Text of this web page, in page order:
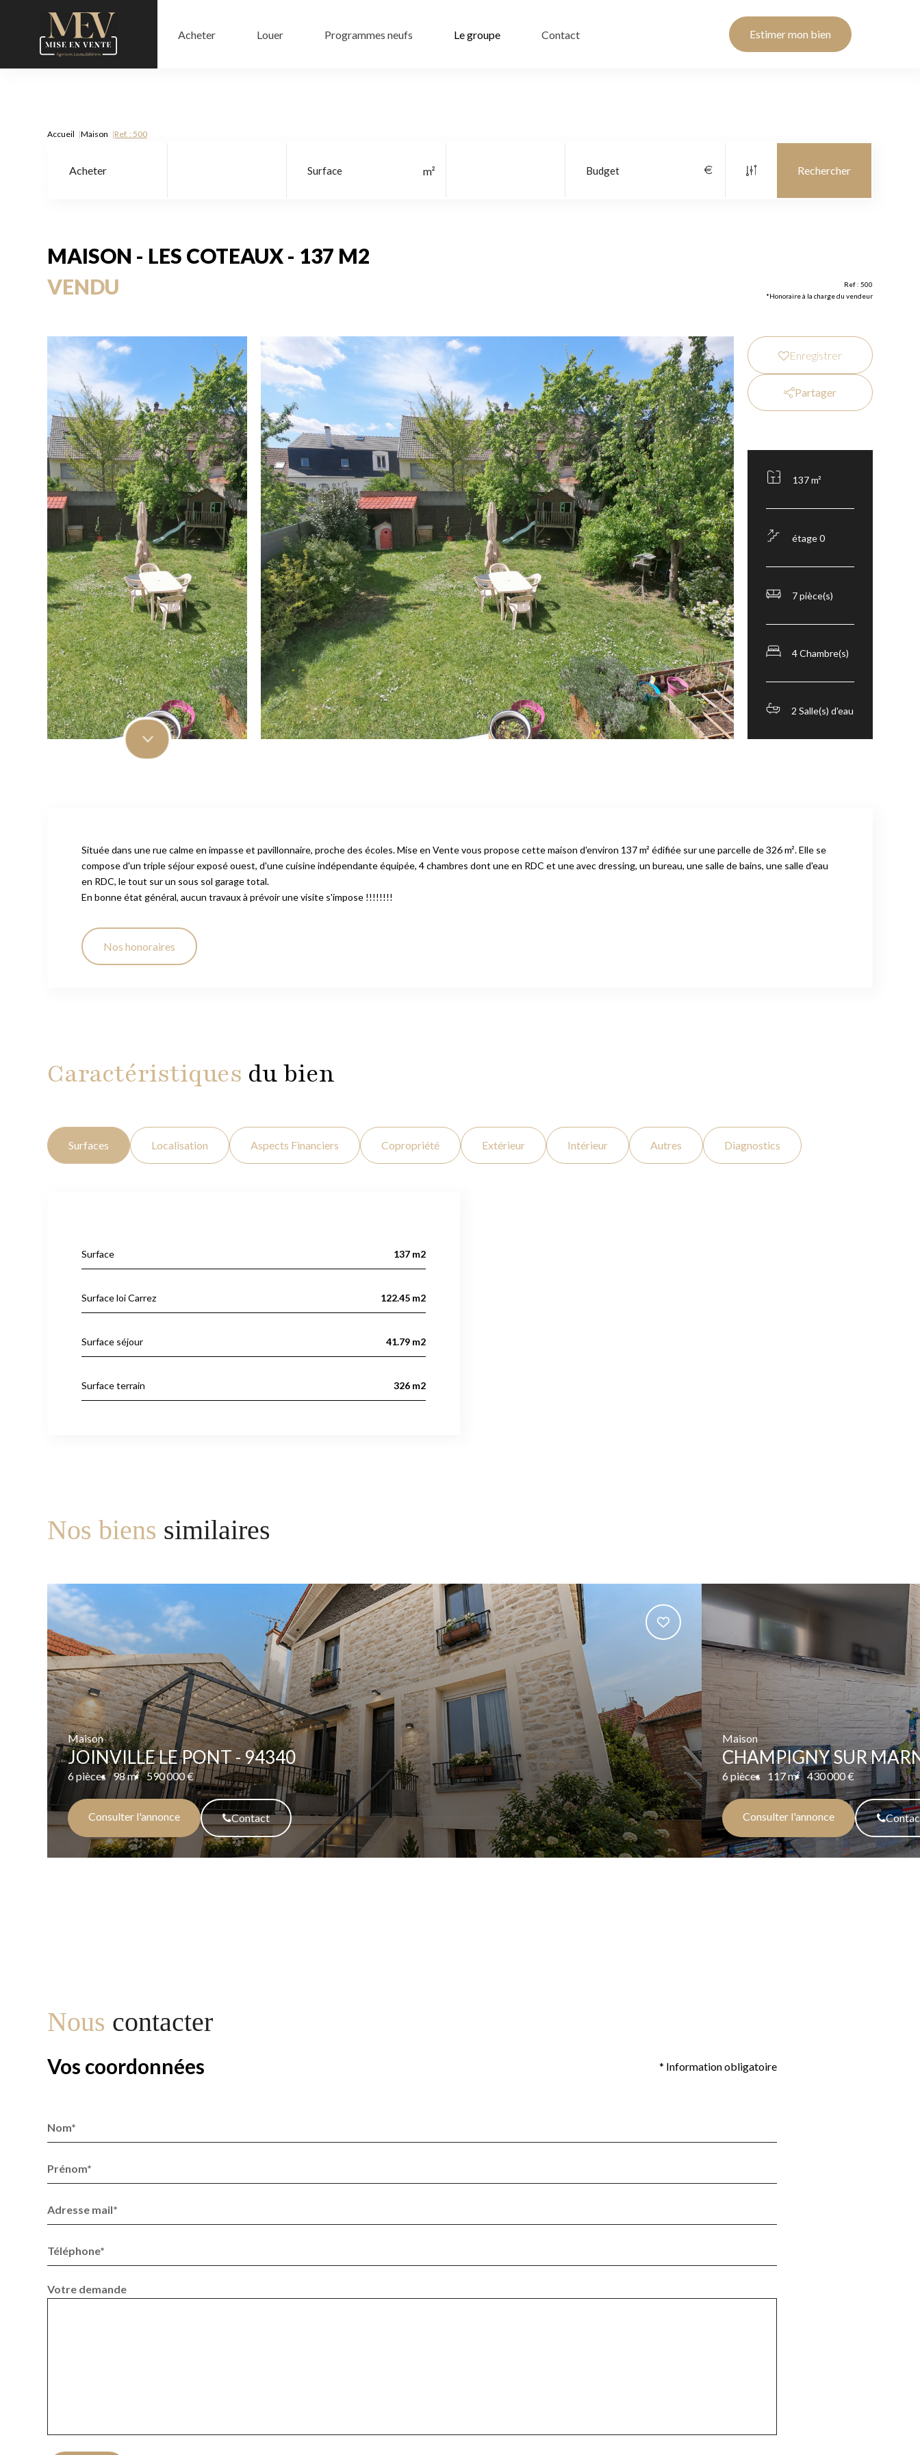
Acheter Louer Programmes neufs Le groupe Contact Estimer mon bien
Accueil Maison Ref. : 500
Acheter
MAISON - LES COTEAUX - 137 M2
VENDU
Ref : 500
*Honoraire à la charge du vendeur
Enregistrer
Partager
137 m²
étage 0
7 pièce(s)
4 Chambre(s)
2 Salle(s) d'eau
Située dans une rue calme en impasse et pavillonnaire, proche des écoles. Mise en Vente vous propose cette maison d'environ 137 m² édifiée sur une parcelle de 326 m². Elle se
compose d'un triple séjour exposé ouest, d'une cuisine indépendante équipée, 4 chambres dont une en RDC et une avec dressing, un bureau, une salle de bains, une salle d'eau
en RDC, le tout sur un sous sol garage total.
En bonne état général, aucun travaux à prévoir une visite s'impose !!!!!!!!
Nos honoraires
Caractéristiques du bien
Surfaces Localisation Aspects Financiers Copropriété Extérieur Intérieur Autres Diagnostics
Surface 137 m2
Surface loi Carrez 122.45 m2
Surface séjour 41.79 m2
Surface terrain 326 m2
Nos biens similaires
Maison
JOINVILLE LE PONT - 94340
6 pièces 98 m² 590 000 €
Consulter l'annonce Contact
Maison
CHAMPIGNY SUR
6 pièces 117 m² 430 000 €
Consulter l'annonce
Nous contacter
Vos coordonnées * Information obligatoire
Nom*
Prénom*
Adresse mail*
Téléphone*
Votre demande